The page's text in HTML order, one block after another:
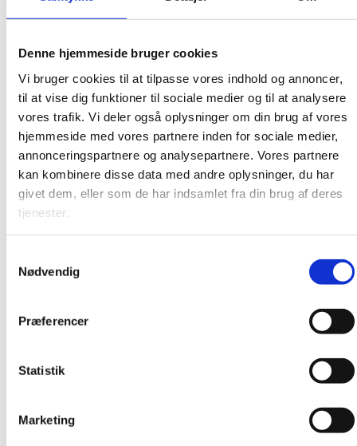
Denne hjemmeside bruger cookies
Vi bruger cookies til at tilpasse vores indhold og annoncer,
til at vise dig funktioner til sociale medier og til at analysere
vores trafik. Vi deler også oplysninger om din brug af vores
hjemmeside med vores partnere inden for sociale medier,
annonceringspartnere og analysepartnere. Vores partnere
kan kombinere disse data med andre oplysninger, du har
givet dem, eller som de har indsamlet fra din brug af deres
tjenester.
Nødvendig
Præferencer
Statistik
Marketing
oktober 2015
september 2015
august 2015
juni 2015
april 2015
februar 2015
december 2014
maj 2014
marts 2014
september 2013
maj 2013